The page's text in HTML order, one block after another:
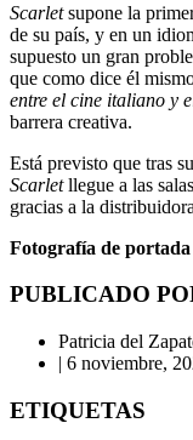
Scarletsupone la
de su país, y en un
supuesto un gran
que como dice él
entre el cine italiano y
barrera creativa.
Está previsto que tras
Scarletllegue a las
gracias a la distribuidora
Fotografía de portada
PUBLICADO
Patricia del
| 6 noviembre,
ETIQUETAS